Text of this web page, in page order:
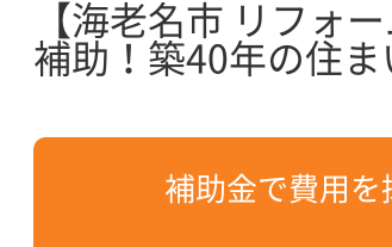
【海老名市 リフォ
補助！築40年の住
補助金で費用を